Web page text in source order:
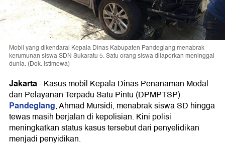
Mobil yang dikendarai Kepala Dinas Kabupaten Pandeglang menabrak
kerumunan siswa SDN Sukaratu 5. Satu orang siswa dilaporkan meninggal
dunia. (Dok. Istimewa)
Jakarta-Kasus mobil Kepala Dinas Penanaman Modal
dan Pelayanan Terpadu Satu Pintu (DPMPTSP)
Pandeglang, Ahmad Mursidi, menabrak siswa SD hingga
tewas masih berjalan di kepolisian. Kini polisi
meningkatkan status kasus tersebut dari penyelidikan
menjadi penyidikan.